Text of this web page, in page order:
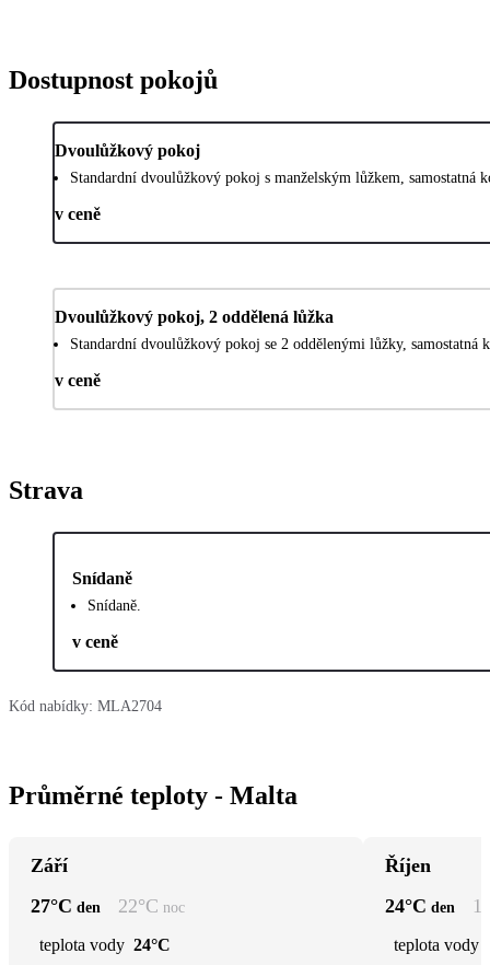
Dostupnost pokojů
Dvoulůžkový pokoj
Standardní dvoulůžkový pokoj s manželským lůžkem, samostatná
v ceně
Dvoulůžkový pokoj, 2 oddělená lůžka
Standardní dvoulůžkový pokoj se 2 oddělenými lůžky, samostatná
v ceně
Strava
Snídaně
Snídaně.
v ceně
Kód nabídky: MLA2704
Průměrné teploty - Malta
Září
27°C den 22°C noc
teplota vody 24°C
Říjen
24°C den
teplota vody